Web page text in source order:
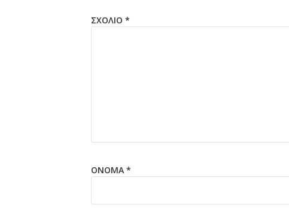
ΣΧΌΛΙΟ *
ΌΝΟΜΑ *